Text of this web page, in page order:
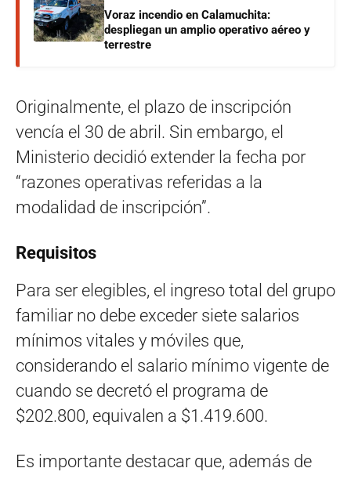
Voraz incendio en Calamuchita:
despliegan un amplio operativo aéreo y
terrestre
Originalmente, el plazo de inscripción
vencía el 30 de abril. Sin embargo, el
Ministerio decidió extender la fecha por
“razones operativas referidas a la
modalidad de inscripción”.
Requisitos
Para ser elegibles, el ingreso total del grupo
familiar no debe exceder siete salarios
mínimos vitales y móviles que,
considerando el salario mínimo vigente de
cuando se decretó el programa de
$202.800, equivalen a $1.419.600.
Es importante destacar que, además de